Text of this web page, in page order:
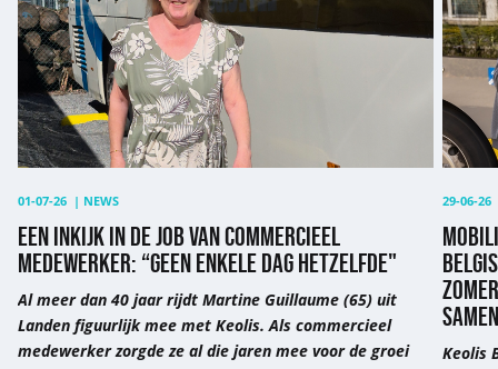
job
van
commercieel
medewerker:
“Geen
enkele
dag
hetzelfde"
01-07-26 | NEWS
EEN INKIJK IN DE JOB VAN COMMERCIEEL
MEDEWERKER: “GEEN ENKELE DAG HETZELFDE"
Al meer dan 40 jaar rijdt Martine Guillaume (65) uit
Landen figuurlijk mee met Keolis. Als commercieel
medewerker zorgde ze al die jaren mee voor de groei
voor
in
29-06-26
Keolis